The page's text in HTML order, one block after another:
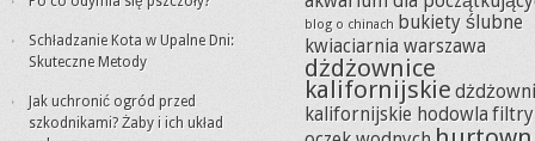
Schładzanie Kota w Upalne Dni:
Skuteczne Metody
Jak uchronić ogród przed
szkodnikami? Żaby i ich układ
blog o chinach bukiety ślubne
kwiaciarnia warszawa
dżdżownice
kalifornijskie
kalifornijskie hodowla filtry